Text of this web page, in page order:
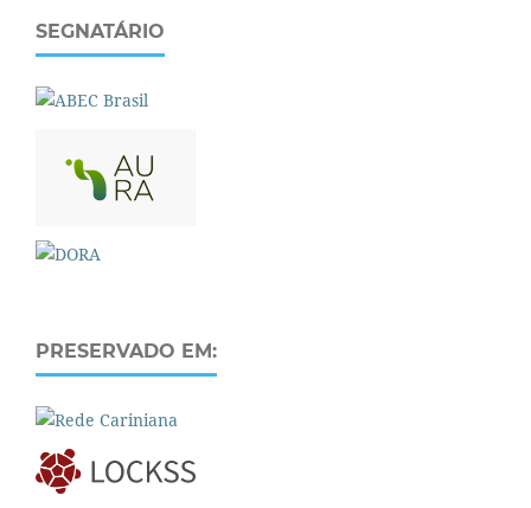
SEGNATÁRIO
PRESERVADO EM: